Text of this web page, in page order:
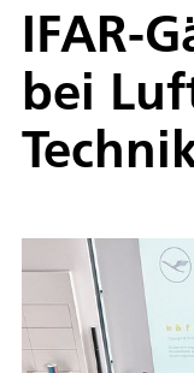
IFAR-
bei